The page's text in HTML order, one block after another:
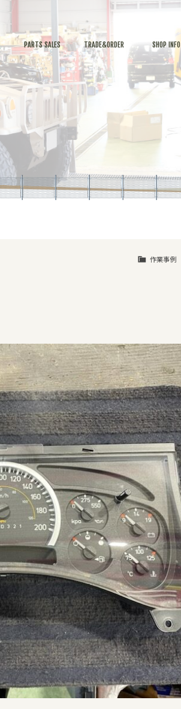
PARTS SALES TRADE&ORDER SHOP INFO
作業事例